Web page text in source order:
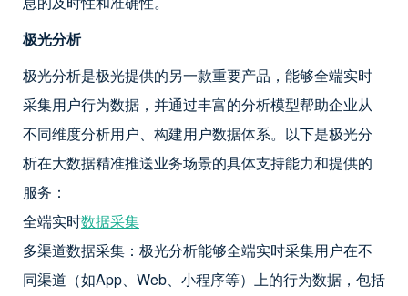
极光分析
极光分析是极光提供的另一款重要产品，能够全端实时
采集用户行为数据，并通过丰富的分析模型帮助企业从
不同维度分析用户、构建用户数据体系。以下是极光分
析在大数据精准推送业务场景的具体支持能力和提供的
服务：
全端实时数据采集
多渠道数据采集：极光分析能够全端实时采集用户在不
同渠道（如App、Web、小程序等）上的行为数据，包括